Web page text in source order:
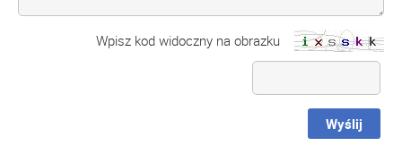
Wpisz kod widoczny na obrazku
Wyślij